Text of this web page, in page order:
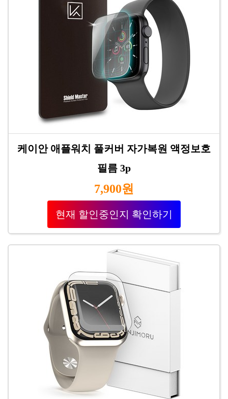
케이안 애플워치 풀커버 자가복원 액정보호
필름 3p
7,900원
현재 할인중인지 확인하기